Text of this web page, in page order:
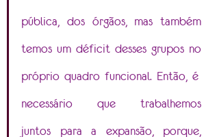
pública, dos órgãos, mas também
temos um déficit desses grupos no
próprio quadro funcional. Então, é
necessário que trabalhemos
juntos para a expansão, porque,